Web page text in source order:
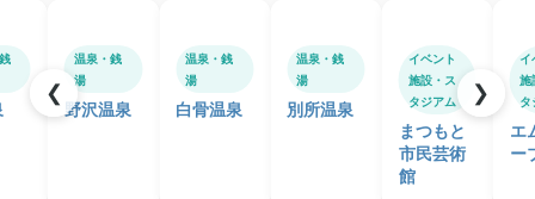
温泉・銭
湯
野沢温泉
温泉・銭
湯
白骨温泉
温泉・銭
湯
別所温泉
イベント
施設・ス
タジアム
まつもと
市民芸術
館
イ
施
タ
エ
ー
❮ ❯